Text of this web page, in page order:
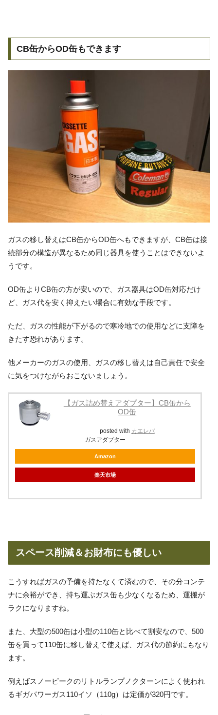
CB缶からOD缶もできます
ガスの移し替えはCB缶からOD缶へもできますが、CB缶は接
続部分の構造が異なるため同じ器具を使うことはできないよ
うです。
OD缶よりCB缶の方が安いので、ガス器具はOD缶対応だけ
ど、ガス代を安く抑えたい場合に有効な手段です。
ただ、ガスの性能が下がるので寒冷地での使用などに支障を
きたす恐れがあります。
他メーカーのガスの使用、ガスの移し替えは自己責任で安全
に気をつけながらおこないましょう。
【ガス詰め替えアダプター】CB缶から
OD缶
posted with カエレバ
ガスアダプター
Amazon
楽天市場
スペース削減＆お財布にも優しい
こうすればガスの予備を持たなくて済むので、その分コンテ
ナに余裕ができ、持ち運ぶガス缶も少なくなるため、運搬が
ラクになりますね。
また、大型の500缶は小型の110缶と比べて割安なので、500
缶を買って110缶に移し替えて使えば、ガス代の節約にもなり
ます。
例えばスノーピークのリトルランプノクターンによく使われ
るギガパワーガス110イソ（110g）は定価が320円です。